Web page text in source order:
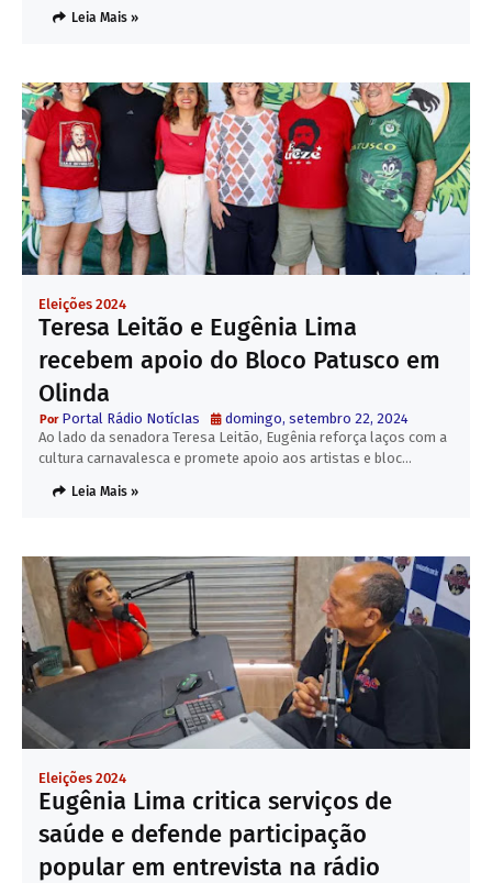
Leia Mais »
Eleições 2024
Teresa Leitão e Eugênia Lima
recebem apoio do Bloco Patusco em
Olinda
Portal Rádio NotícIas
domingo, setembro 22, 2024
Ao lado da senadora Teresa Leitão, Eugênia reforça laços com a
cultura carnavalesca e promete apoio aos artistas e bloc…
Leia Mais »
Eleições 2024
Eugênia Lima critica serviços de
saúde e defende participação
popular em entrevista na rádio